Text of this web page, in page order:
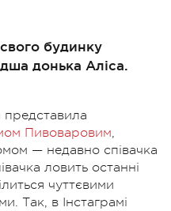
будинку
донька Аліса.
Пивоваровим,
— недавно співачка
ловить останні
чуттєвими
Так, в Інстаграмі